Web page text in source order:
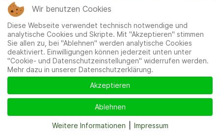
Mitglieder|Impressum| Datenschutzerklärung|Cookie-
und Datenschutzeinstellungen
Wir benutzen Cookies
Diese Webseite verwendet technisch notwendige und
analytische Cookies und Skripte. Mit "Akzeptieren" stimmen
Sie allen zu, bei "Ablehnen" werden analytische Cookies
deaktiviert. Einwilligungen können jederzeit unten unter
"Cookie- und Datenschutzeinstellungen" widerrufen werden.
Mehr dazu in unserer Datenschutzerklärung.
Akzeptieren
Ablehnen
Weitere Informationen Impressum